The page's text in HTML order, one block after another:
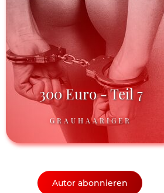
300 Euro - Teil 7
GRAUHAARIGER
Autor abonnieren